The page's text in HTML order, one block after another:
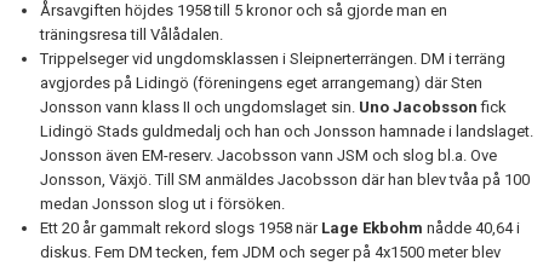
Årsavgiften höjdes 1958 till 5 kronor och så gjorde man en
träningsresa till Vålådalen.
Trippelseger vid ungdomsklassen i Sleipnerterrängen. DM i terräng
avgjordes på Lidingö (föreningens eget arrangemang) där Sten
Jonsson vann klass II och ungdomslaget sin. Uno Jacobsson fick
Lidingö Stads guldmedalj och han och Jonsson hamnade i landslaget.
Jonsson även EM-reserv. Jacobsson vann JSM och slog bl.a. Ove
Jonsson, Växjö. Till SM anmäldes Jacobsson där han blev tvåa på 100
medan Jonsson slog ut i försöken.
Ett 20 år gammalt rekord slogs 1958 när Lage Ekbohm nådde 40,64 i
diskus. Fem DM tecken, fem JDM och seger på 4x1500 meter blev